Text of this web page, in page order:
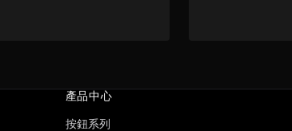
產品中心
按鈕系列